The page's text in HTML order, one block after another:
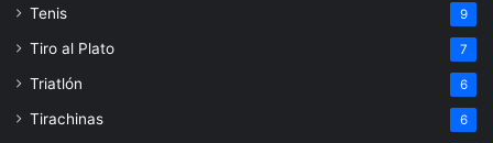
Tenis 9
Tiro al Plato 7
Triatlón 6
Tirachinas 6